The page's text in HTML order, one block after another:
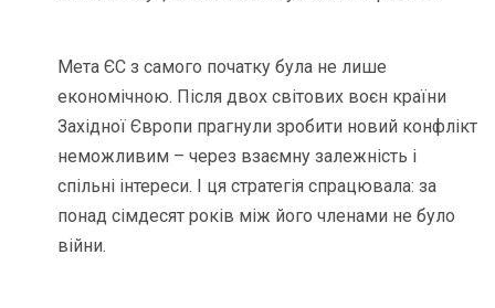
Мета ЄС з самого початку була не лише
економічною. Після двох світових воєн країни
Західної Європи прагнули зробити новий конфлікт
неможливим – через взаємну залежність і
спільні інтереси. І ця стратегія спрацювала: за
понад сімдесят років між його членами не було
війни.